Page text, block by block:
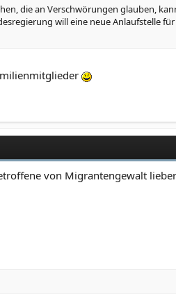
die an Verschwörungen glauben,
will eine neue Anlaufstelle
von Migrantengewalt lieber